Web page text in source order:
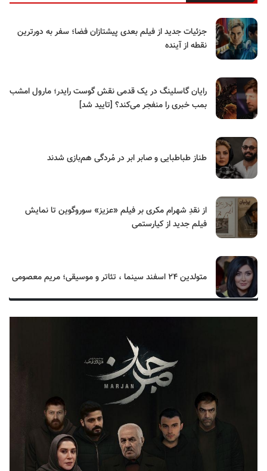
جزئیات جدید از فیلم بعدی پیشتازان فضا؛ سفر به دورترین
نقطه از آینده
رایان گاسلینگ در یک قدمی نقش گوست رایدر؛ مارول امشب
بمب خبری را منفجر می‌کند؟ [تایید شد]
طناز طباطبایی و صابر ابر در مُردگی هم‌بازی شدند
از نقدِ شهرام مکری بر فیلم «عزیز» سوروگوین تا نمایش
فیلم جدید از کیارستمی
متولدین ۲۴ اسفند سینما ، تئاتر و موسیقی؛ مریم معصومی